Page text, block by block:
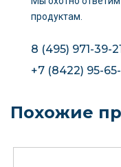
продуктам.
8 (495) 971-39-
+7 (8422) 95-
Похожие